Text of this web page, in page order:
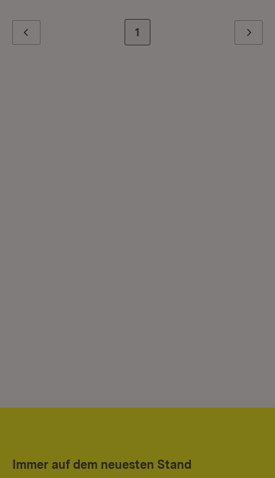
Zur letzten Seite
1 Weiter
Immer auf dem neuesten Stand